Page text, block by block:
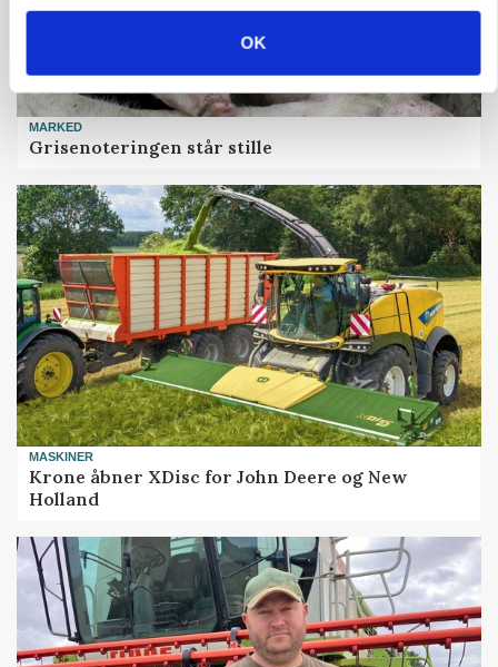
OK
MARKED
Grisenoteringen står stille
MASKINER
Krone åbner XDisc for John Deere og New
Holland